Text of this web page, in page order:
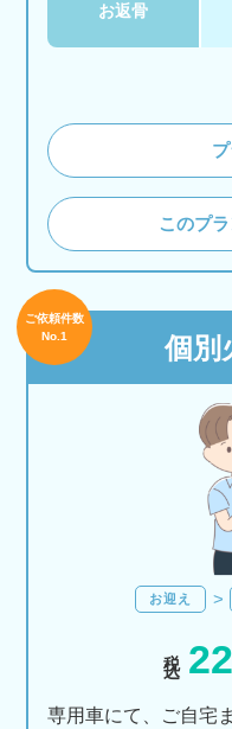
お返骨
このプ
個別
ご依頼件数
No.1
お迎え
専用車にて、ご自宅